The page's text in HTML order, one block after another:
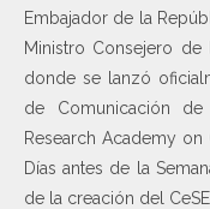
Embajador de la
Ministro Consejero de
donde se lanzó
de Comunicación de
Research Academy on
Días antes de la
de la creación del